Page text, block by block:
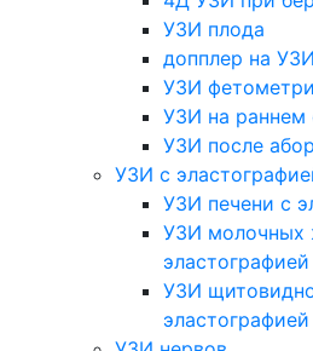
УЗИ плода
допплер на
УЗИ
УЗИ на раннем
УЗИ после
УЗИ с
УЗИ печени с
УЗИ молочных
эластографией
УЗИ
эластографией